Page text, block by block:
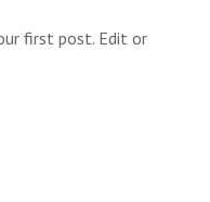
first post. Edit or